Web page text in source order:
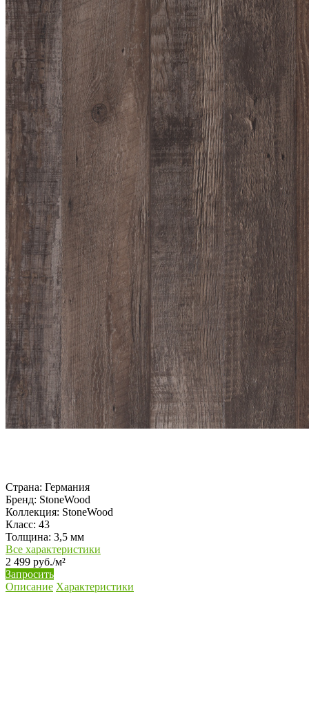
Страна: Германия
Бренд: StoneWood
Коллекция: StoneWood
Класс: 43
Толщина: 3,5 мм
Все характеристики
2 499 руб./м²
Запросить
Описание Характеристики